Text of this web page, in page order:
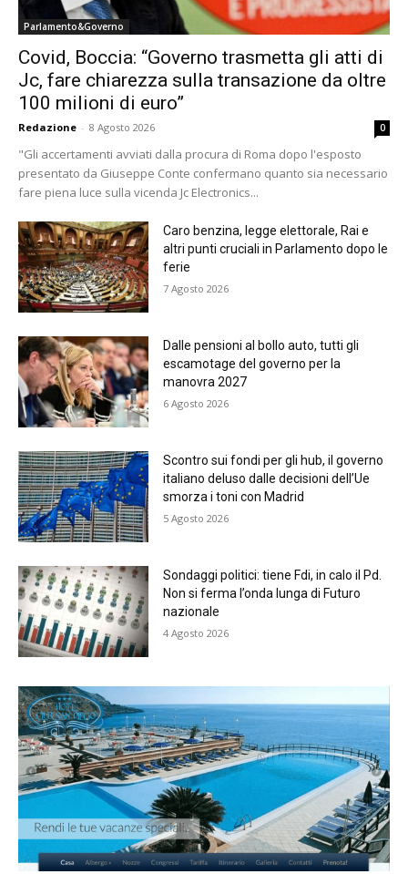
Parlamento&Governo
Covid, Boccia: “Governo trasmetta gli atti di
Jc, fare chiarezza sulla transazione da oltre
100 milioni di euro”
Redazione - 8 Agosto 2026 0
"Gli accertamenti avviati dalla procura di Roma dopo l'esposto
presentato da Giuseppe Conte confermano quanto sia necessario
fare piena luce sulla vicenda Jc Electronics...
Caro benzina, legge elettorale, Rai e
altri punti cruciali in Parlamento dopo le
ferie
7 Agosto 2026
Dalle pensioni al bollo auto, tutti gli
escamotage del governo per la
manovra 2027
6 Agosto 2026
Scontro sui fondi per gli hub, il governo
italiano deluso dalle decisioni dell’Ue
smorza i toni con Madrid
5 Agosto 2026
Sondaggi politici: tiene Fdi, in calo il Pd.
Non si ferma l’onda lunga di Futuro
nazionale
4 Agosto 2026